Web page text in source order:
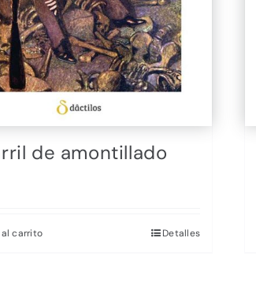
de amontillado
carrito Detalles